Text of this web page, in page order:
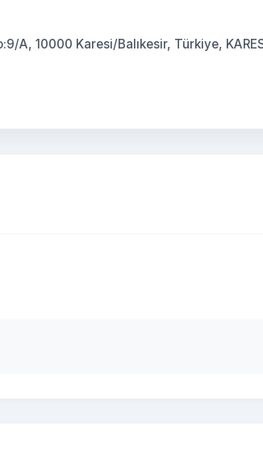
A, 10000 Karesi/Balıkesir, Türkiye,